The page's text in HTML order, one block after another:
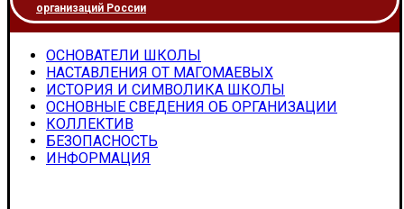
организаций России
ОСНОВАТЕЛИ ШКОЛЫ
НАСТАВЛЕНИЯ ОТ МАГОМАЕВЫХ
ИСТОРИЯ И СИМВОЛИКА ШКОЛЫ
ОСНОВНЫЕ СВЕДЕНИЯ ОБ ОРГАНИЗАЦИИ
КОЛЛЕКТИВ
БЕЗОПАСНОСТЬ
ИНФОРМАЦИЯ